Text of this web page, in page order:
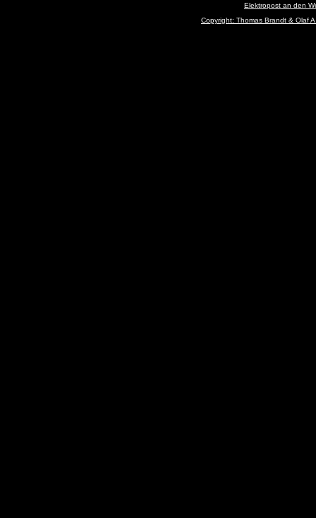
Elektropost an den
Copyright: Thomas Brandt & Olaf